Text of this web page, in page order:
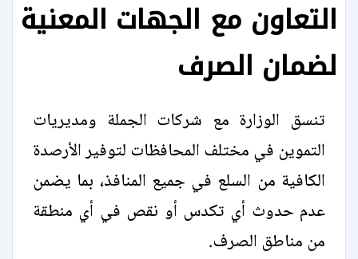
التعاون مع الجهات المعنية
لضمان الصرف
تنسق الوزارة مع شركات الجملة ومديريات
التموين في مختلف المحافظات لتوفير الأرصدة
الكافية من السلع في جميع المنافذ، بما يضمن
عدم حدوث أي تكدس أو نقص في أي منطقة
من مناطق الصرف.